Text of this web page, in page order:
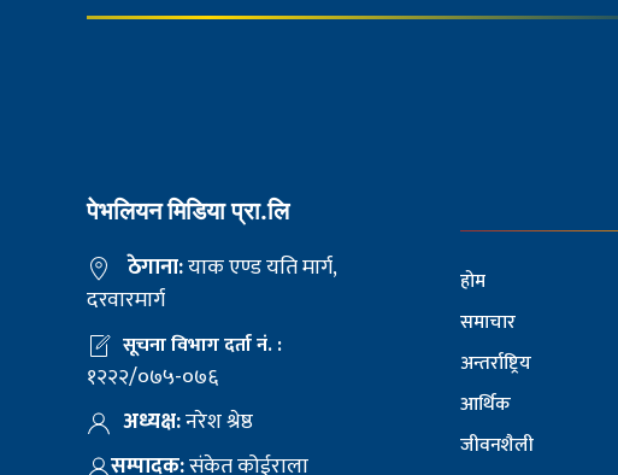
पेभलियन मिडिया प्रा.लि
ठेगाना:याक एण्ड यति मार्ग,
दरवारमार्ग
सूचना विभाग दर्ता नं. :
१२२२/०७५-०७६
अध्यक्ष:नरेश श्रेष्ठ
सम्पादक:संकेत कोईराला
होम
समाचार
अन्तर्राष्ट्रिय
आर्थिक
जीवनशैली